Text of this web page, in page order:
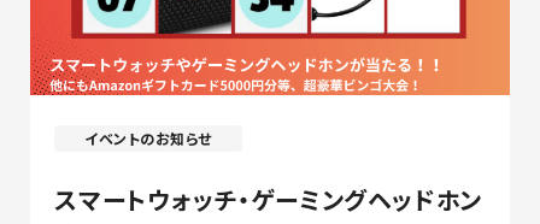
イベントのお知らせ
スマートウォッチ・ゲーミングヘッドホン